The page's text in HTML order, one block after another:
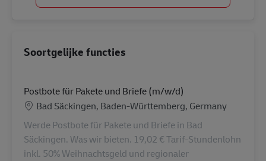
Soortgelijke functies
Postbote für Pakete und Briefe (m/w/d)
Locatie
Bad Säckingen, Baden-Württemberg, Germany
Werde Postbote für Pakete und Briefe in Bad
Säckingen. Was wir bieten. 19,02 € Tarif-Stundenlohn
inkl. 50% Weihnachtsgeld und regionaler